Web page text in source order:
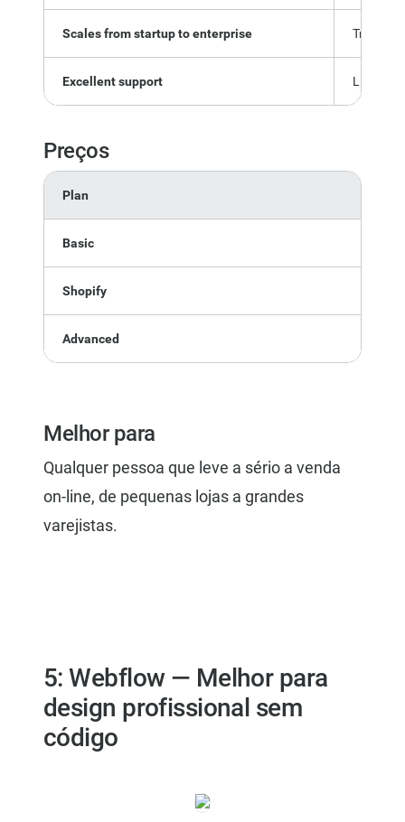
Scales from startup to enterprise
Excellent support Limited
Preços
Plan
Basic
Shopify
Advanced
Melhor para
Qualquer pessoa que leve a sério a venda
on-line, de pequenas lojas a grandes
varejistas.
5: Webflow — Melhor para
design profissional sem
código